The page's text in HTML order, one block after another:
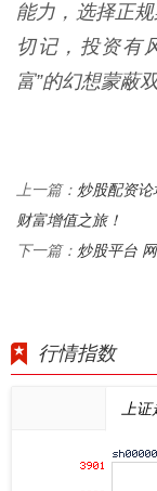
能力，选择正
切记，投资有
富”的幻想蒙蔽
上一篇： 炒股配资
财富增值之旅！
下一篇： 炒股平台
行情指数
上证